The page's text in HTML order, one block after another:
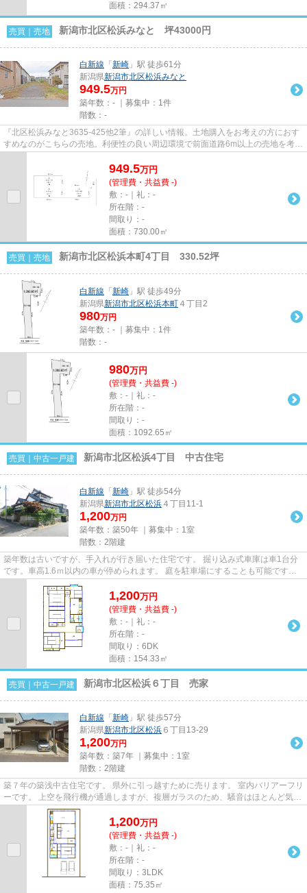
面積：294.37㎡
売買｜売地 新潟市北区松浜みなと 坪43000円
白新線 「新崎 」駅 徒歩61分
新潟県新潟市北区松浜みなと
949.5万円
築年数：- ｜募集中： 1件
階数：-
『北区松浜みなと3635-425他2筆』の詳しい情報。土地購入をお考えの方におす
すめなのがこちらの売地。利便性の良い周辺環境で前面道路6m以上の売地を考え
てみませんか。購入費用もほか...
949.5万円
(管理費・共益費 -)
敷：-｜礼：-
所在階：-
間取り：-
面積：730.00㎡
売買｜売地 新潟市北区松浜本町4丁目 330.52坪
白新線 「新崎 」駅 徒歩49分
新潟県新潟市北区松浜本町 ４丁目2
980万円
築年数：- ｜募集中： 1件
階数：-
980万円
(管理費・共益費 -)
敷：-｜礼：-
所在階：-
間取り：-
面積：1092.65㎡
売買｜中古一戸建 新潟市北区松浜4丁目 中古住宅
白新線 「新崎 」駅 徒歩54分
新潟県新潟市北区松浜 ４丁目11-1
1,200万円
築年数：築50年 ｜募集中： 1室
階数：2階建
築年数は古いですが、手入れが行き届いた住宅です。 掘り込み式車庫は車1台分
です。車高1.6ｍ以内の車が停められます。 庭を駐車場にすることも可能です。
工事費用などは、お問い合わ...
1,200万円
(管理費・共益費 -)
敷：-｜礼：-
所在階：-
間取り：6DK
面積：154.33㎡
売買｜中古一戸建 新潟市北区松浜６丁目 売家
白新線 「新崎 」駅 徒歩57分
新潟県新潟市北区松浜 ６丁目13-29
1,200万円
築年数：築7年 ｜募集中： 1室
階数：2階建
築７年の築浅中古住宅です。 県外に引っ越すために売ります。 室内バリアーフリ
ーです。 上空を飛行機が通過しますが、複層ガラスのため、騒音はほとんど気に
なりません。
1,200万円
(管理費・共益費 -)
敷：-｜礼：-
所在階：-
間取り：3LDK
面積：75.35㎡